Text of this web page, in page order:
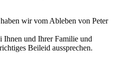
wir vom Ableben von Peter
Ihnen und Ihrer Familie und
Beileid aussprechen.